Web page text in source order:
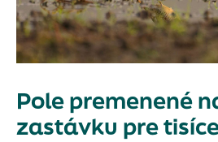
Pole premenené
zastávku pre